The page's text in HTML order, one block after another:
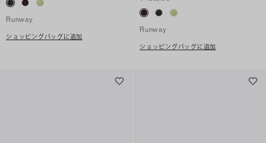
Runway
ショッピングバッグに追加
Runway
ショッピングバッグに追加